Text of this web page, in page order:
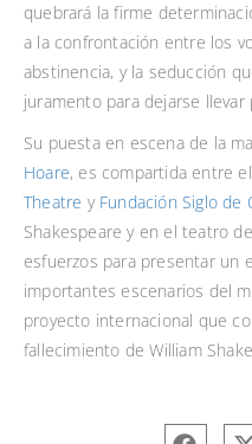
quebrará la firme
a la confrontación entre los
abstinencia, y la seducción
juramento para dejarse
Su puesta en escena de la
Hoare, es compartida entre el
Theatre y Fundación Siglo de
Shakespeare y en el teatro
esfuerzos para presentar un
importantes escenarios del
proyecto internacional que
fallecimiento de William